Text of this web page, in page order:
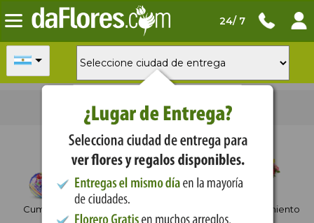
24/ 7
Ordena hoyparaentrega mañana
Ocasiones
Cumpleaños Agradecimiento